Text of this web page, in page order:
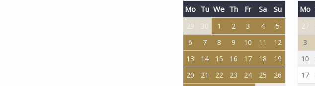
Mo Tu We Th Fr Sa Su
29 30 1 2 3 4
5
6
7 8 9 10 11
12
13
14 15 16 17 18
19
20
21 22 23 24 25
26
Mo
27
3
10
17